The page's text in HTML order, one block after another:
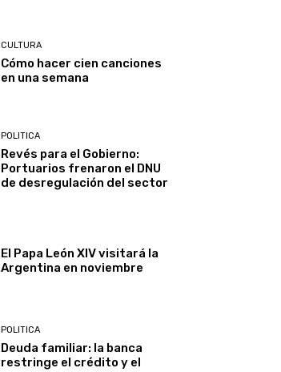
CULTURA
Cómo hacer cien canciones
en una semana
POLITICA
Revés para el Gobierno:
Portuarios frenaron el DNU
de desregulación del sector
El Papa León XIV visitará la
Argentina en noviembre
POLITICA
Deuda familiar: la banca
restringe el crédito y el